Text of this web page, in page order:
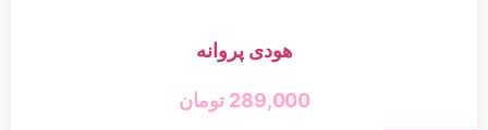
هودی پروانه
289,000 تومان